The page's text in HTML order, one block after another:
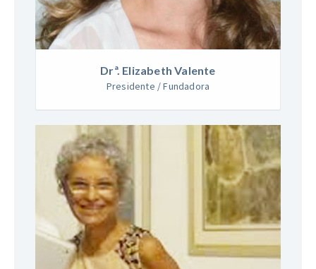
Drª. Elizabeth Valente
Presidente /Fundadora